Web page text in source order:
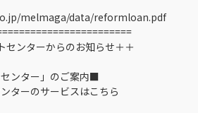
melmaga/data/reformloan.pdf
センターからのお知らせ＋＋
ンター」のご案内■
ターのサービスはこちら